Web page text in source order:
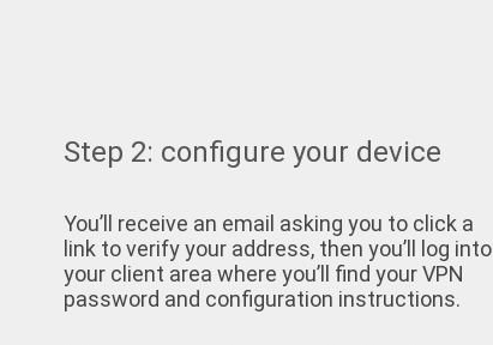
Step 2: configure your device
You’ll receive an email asking you to click a
link to verify your address, then you’ll log into
your client area where you’ll find your VPN
password and configuration instructions.